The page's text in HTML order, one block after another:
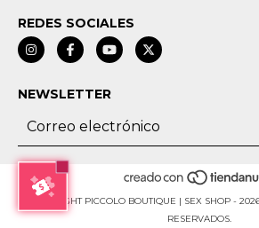
REDES SOCIALES
NEWSLETTER
COPYRIGHT PICCOLO BOUTIQUE | SEX SHOP -
RESERVADOS.